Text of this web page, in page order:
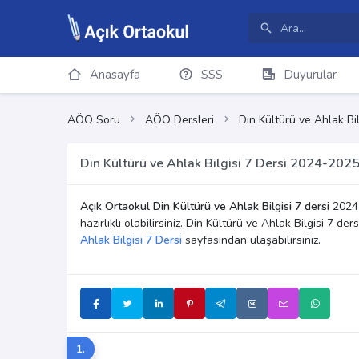
Anasayfa SSS Duyurular
AÖO Soru AÖO Dersleri Din Kültürü ve Ahlak
Din Kültürü ve Ahlak Bilgisi 7 Dersi 2024-2025
Açık Ortaokul Din Kültürü ve Ahlak Bilgisi 7 dersi
hazırlıklı olabilirsiniz. Din Kültürü ve Ahlak Bilgisi 7
Ahlak Bilgisi 7 Dersi sayfasından ulaşabilirsiniz.
1.